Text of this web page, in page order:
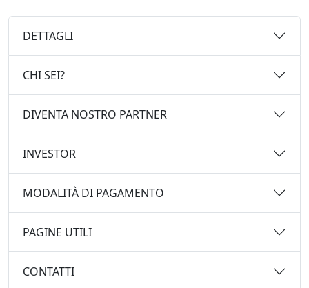
DETTAGLI
CHI SEI?
DIVENTA NOSTRO PARTNER
INVESTOR
MODALITÀ DI PAGAMENTO
PAGINE UTILI
CONTATTI